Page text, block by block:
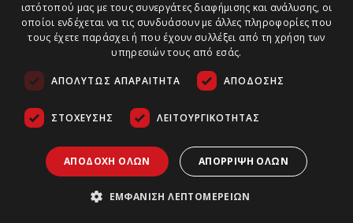
ιστότοπού μας με τους συνεργάτες διαφήμισης και ανάλυσης, οι
οποίοι ενδέχεται να τις συνδυάσουν με άλλες πληροφορίες που
τους έχετε παράσχει ή που έχουν συλλέξει από τη χρήση των
υπηρεσιών τους από εσάς.
ΑΠΟΛΎΤΩΣ ΑΠΑΡΑΊΤΗΤΑ ΑΠΌΔΟΣΗΣ
ΣΤΌΧΕΥΣΗΣ ΛΕΙΤΟΥΡΓΙΚΌΤΗΤΑΣ
ΑΠΟΔΟΧΉ ΌΛΩΝ ΑΠΌΡΡΙΨΗ ΌΛΩΝ
ΕΜΦΆΝΙΣΗ ΛΕΠΤΟΜΕΡΕΙΏΝ